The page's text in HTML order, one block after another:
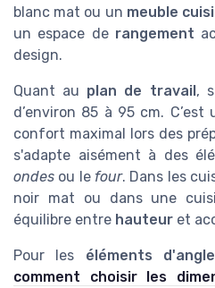
blanc mat ou un meuble
un espace de rangement
design.
Quant au plan de travail,
d’environ 85 à 95 cm. C’est
confort maximal lors des
s'adapte aisément à des
ondes ou le four. Dans les
noir mat ou dans une
équilibre entre hauteur et
Pour les éléments d'angle
comment choisir les